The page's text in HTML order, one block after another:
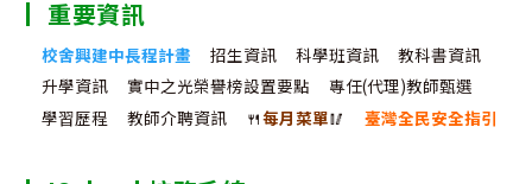
重要資訊
校舍興建中長程計畫 招生資訊 科學班資訊
教科書資訊
升學資訊
實中之光榮譽榜設置要點
專任(代理)教師甄選
學習歷程
教師介聘資訊 🍴每月菜單🥢 臺灣全民安全指引